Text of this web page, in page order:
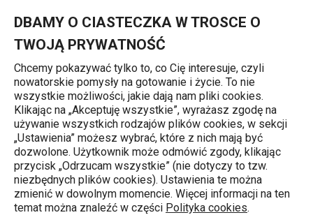
DBAMY O CIASTECZKA W TROSCE O
TWOJĄ PRYWATNOŚĆ
Chcemy pokazywać tylko to, co Cię interesuje, czyli
nowatorskie pomysły na gotowanie i życie. To nie
wszystkie możliwości, jakie dają nam pliki cookies.
Klikając na „Akceptuję wszystkie”, wyrażasz zgodę na
używanie wszystkich rodzajów plików cookies, w sekcji
„Ustawienia” możesz wybrać, które z nich mają być
dozwolone. Użytkownik może odmówić zgody, klikając
przycisk „Odrzucam wszystkie” (nie dotyczy to tzw.
niezbędnych plików cookies). Ustawienia te można
zmienić w dowolnym momencie. Więcej informacji na ten
temat można znaleźć w części Polityka cookies.
Zestawy przyprawników
Komplet olej-ocet-sól-pieprz CLUB